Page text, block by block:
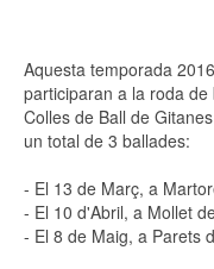
Aquesta temporada
participaran a la roda de
Colles de Ball de
un total de 3 ballades:
- El 13 de Març, a
- El 10 d'Abril, a Mollet
- El 8 de Maig, a Parets